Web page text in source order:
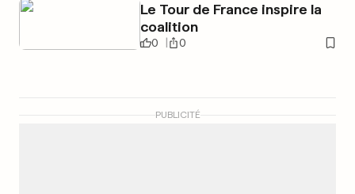
Le Tour de France inspire la
coalition
0 0
PUBLICITÉ